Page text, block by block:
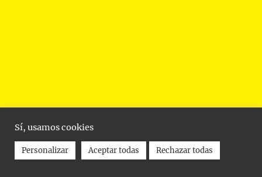
Sí, usamos cookies
Personalizar Aceptar todas Rechazar todas